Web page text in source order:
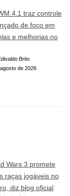
4.1 traz controle
de foco em
e melhorias no
Brito
de 2026
Wars 3 promete
raças jogáveis no
diz blog oficial